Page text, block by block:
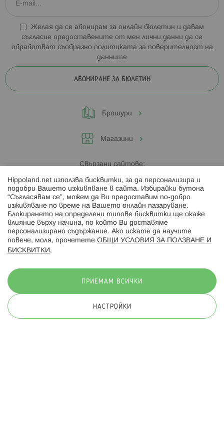
Желая да се абонирам за онлайн бюлетин и давам
съгласие предоставените от мен лични данни да се
обработват съобразно политиката за поверителност на
данните
АБОНИРАНЕ ЗА БЮЛЕТИН
Брошури
Магазини
Свързани сайтове:
Hippoland.ro
Последвайте ни:
© 2026 Hippoland.net. Всички права запазени
Hippoland.net използва бисквитки, за да персонализира и
подобри Вашето изживяване в сайта. Избирайки бутона
“Съгласявам се”, можем да Ви предоставим по-добро
изживяване по време на Вашето онлайн пазаруване.
Блокирането на определени типове бисквитки ще окаже
влияние върху начина, по който Ви доставяме
персонализирано съдържание. Ако искате да научите
повече, моля, прочетете ОБЩИ УСЛОВИЯ ЗА ПОЛЗВАНЕ И
БИСКВИТКИ .
ПРИЕМАМ ВСИЧКИ
НАСТРОЙКИ